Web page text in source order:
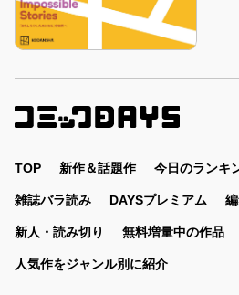
TOP 新作＆話題作 今日のランキ
雑誌バラ読み DAYSプレミアム
新人・読み切り 無料増量中の作品
人気作をジャンル別に紹介